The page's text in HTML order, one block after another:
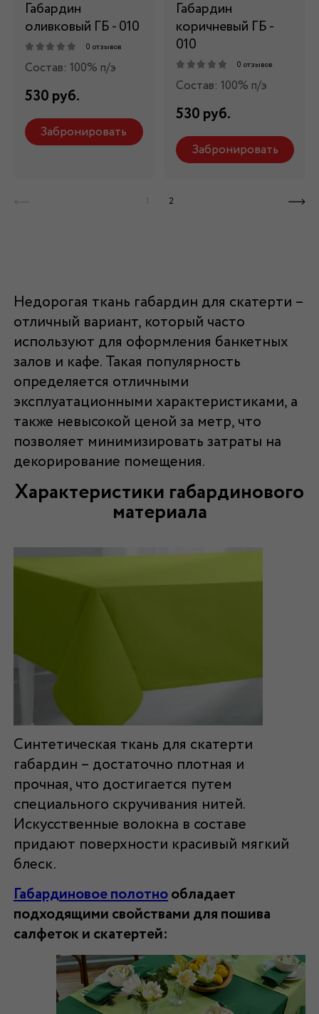
Габардин
оливковый ГБ - 010
0 отзывов
Состав: 100% п/э
530 руб.
Забронировать
Габардин
коричневый ГБ -
010
0 отзывов
Состав: 100% п/э
530 руб.
Забронировать
1 2
Недорогая ткань габардин для скатерти –
отличный вариант, который часто
используют для оформления банкетных
залов и кафе. Такая популярность
определяется отличными
эксплуатационными характеристиками, а
также невысокой ценой за метр, что
позволяет минимизировать затраты на
декорирование помещения.
Характеристики габардинового
материала
Синтетическая ткань для скатерти
габардин – достаточно плотная и
прочная, что достигается путем
специального скручивания нитей.
Искусственные волокна в составе
придают поверхности красивый мягкий
блеск.
Габардиновое полотнообладает
подходящими свойствами для пошива
салфеток и скатертей: